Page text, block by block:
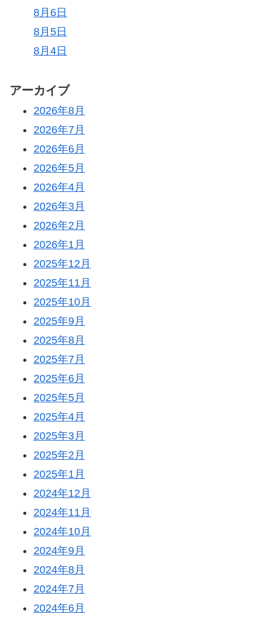
8月6日
8月5日
8月4日
アーカイブ
2026年8月
2026年7月
2026年6月
2026年5月
2026年4月
2026年3月
2026年2月
2026年1月
2025年12月
2025年11月
2025年10月
2025年9月
2025年8月
2025年7月
2025年6月
2025年5月
2025年4月
2025年3月
2025年2月
2025年1月
2024年12月
2024年11月
2024年10月
2024年9月
2024年8月
2024年7月
2024年6月